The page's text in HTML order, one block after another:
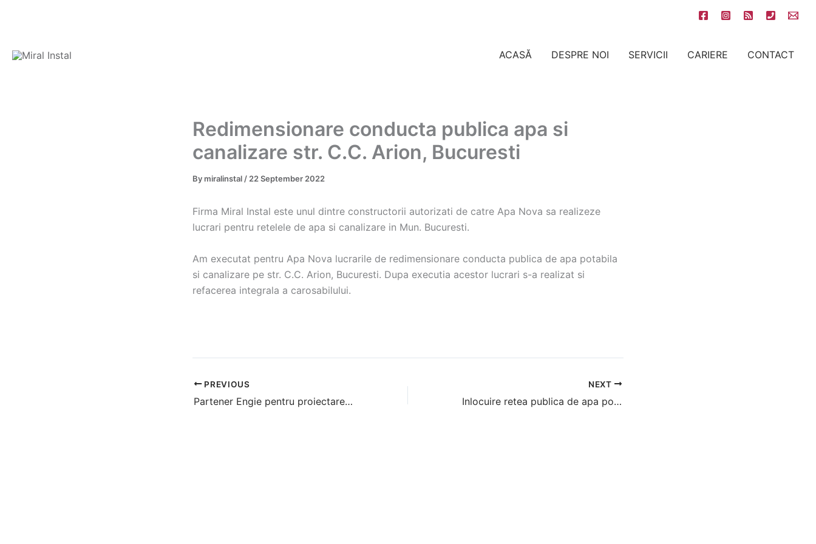
ACASĂ
DESPRE NOI SERVICII CARIERE CONTACT
Redimensionare conducta publica apa si
canalizare str. C.C. Arion, Bucuresti
By miralinstal / 22 September 2022
Firma Miral Instal este unul dintre constructorii autorizati de catre Apa Nova sa realizeze
lucrari pentru retelele de apa si canalizare in Mun. Bucuresti.
Am executat pentru Apa Nova lucrarile de redimensionare conducta publica de apa potabila
si canalizare pe str. C.C. Arion, Bucuresti. Dupa executia acestor lucrari s-a realizat si
refacerea integrala a carosabilului.
PREVIOUS
Partener Engie pentru proiectare inlocuire conducte si bransamente gaze naturale
NEXT
Inlocuire retea publica de apa potabila si refacere str. Veteranilor, Bucuresti